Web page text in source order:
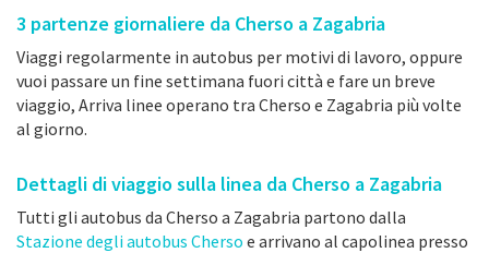
3 partenze giornaliere da Cherso a Zagabria
Viaggi regolarmente in autobus per motivi di lavoro, oppure
vuoi passare un fine settimana fuori città e fare un breve
viaggio, Arriva linee operano tra Cherso e Zagabria più volte
al giorno.
Dettagli di viaggio sulla linea da Cherso a Zagabria
Tutti gli autobus da Cherso a Zagabria partono dalla
Stazione degli autobus Cherso e arrivano al capolinea presso